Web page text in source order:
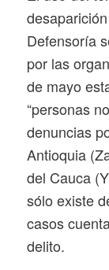
Defensoría
por las
de mayo
“personas
denuncias
Antioquia
del Cauca
sólo existe
casos
delito.